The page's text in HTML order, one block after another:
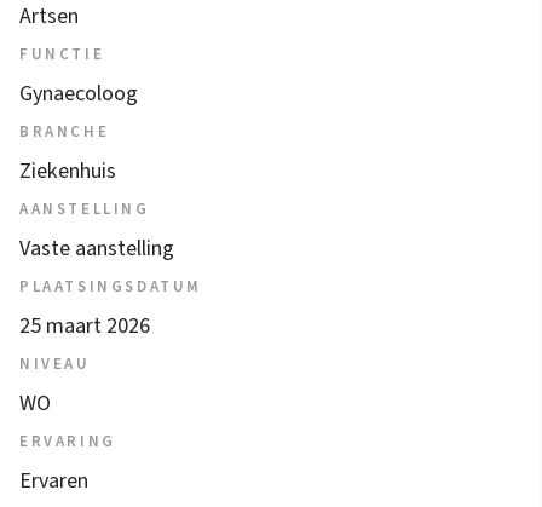
Artsen
FUNCTIE
Gynaecoloog
BRANCHE
Ziekenhuis
AANSTELLING
Vaste aanstelling
PLAATSINGSDATUM
25 maart 2026
NIVEAU
WO
ERVARING
Ervaren